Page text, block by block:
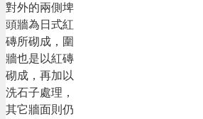
對外的兩側埤
頭牆為日式紅
磚所砌成，圍
牆也是以紅磚
砌成，再加以
洗石子處理，
其它牆面則仍